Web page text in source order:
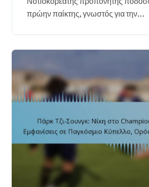
πρώην παίκτης, γνωστός για την...